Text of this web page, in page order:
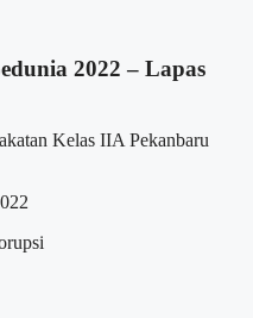
2022 – Lapas
Kelas IIA Pekanbaru